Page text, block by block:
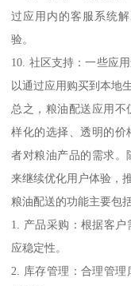
过应用内的客服系统
验。
10. 社区支持：一些应
以通过应用购买到本地
总之，粮油配送应用不
样化的选择、透明的价
者对粮油产品的需求。
来继续优化用户体验，
粮油配送的功能主要包
1. 产品采购：根据客
应稳定性。
2. 库存管理：合理管